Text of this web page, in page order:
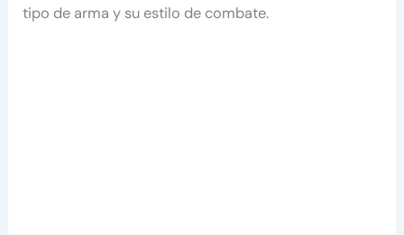
tipo de arma y su estilo de combate.